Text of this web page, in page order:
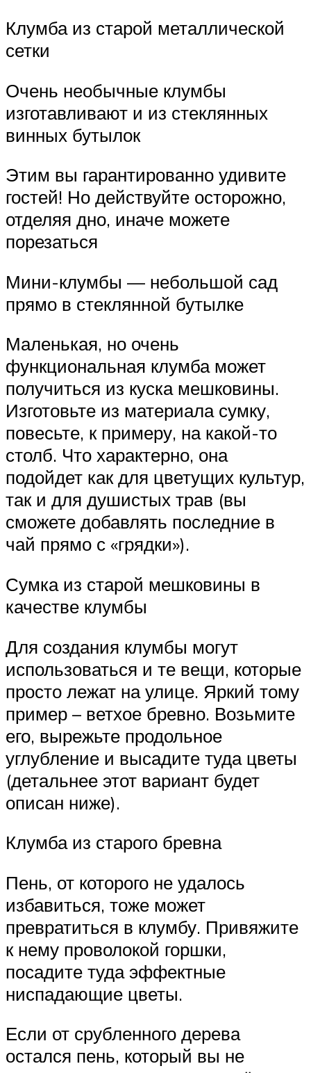
Клумба из старой металлической
сетки
Очень необычные клумбы
изготавливают и из стеклянных
винных бутылок
Этим вы гарантированно удивите
гостей! Но действуйте осторожно,
отделяя дно, иначе можете
порезаться
Мини-клумбы — небольшой сад
прямо в стеклянной бутылке
Маленькая, но очень
функциональная клумба может
получиться из куска мешковины.
Изготовьте из материала сумку,
повесьте, к примеру, на какой-то
столб. Что характерно, она
подойдет как для цветущих культур,
так и для душистых трав (вы
сможете добавлять последние в
чай прямо с «грядки»).
Сумка из старой мешковины в
качестве клумбы
Для создания клумбы могут
использоваться и те вещи, которые
просто лежат на улице. Яркий тому
пример – ветхое бревно. Возьмите
его, вырежьте продольное
углубление и высадите туда цветы
(детальнее этот вариант будет
описан ниже).
Клумба из старого бревна
Пень, от которого не удалось
избавиться, тоже может
превратиться в клумбу. Привяжите
к нему проволокой горшки,
посадите туда эффектные
ниспадающие цветы.
Если от срубленного дерева
остался пень, который вы не